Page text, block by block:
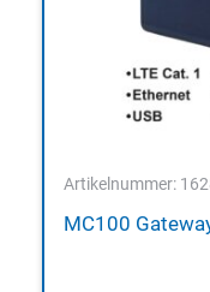
Artikelnummer:
MC100